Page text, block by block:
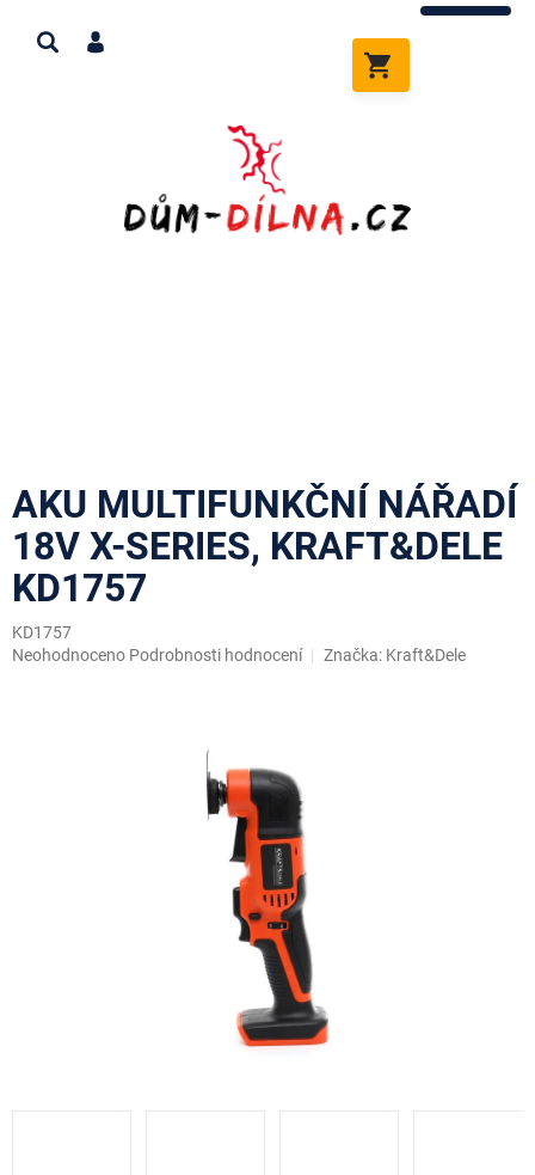
obsah
KOŠÍK
AKU MULTIFUNKČNÍ NÁŘADÍ
18V X-SERIES, KRAFT&DELE
KD1757
KD1757
Průměrné
Neohodnoceno Podrobnosti hodnocení Značka: Kraft&Dele